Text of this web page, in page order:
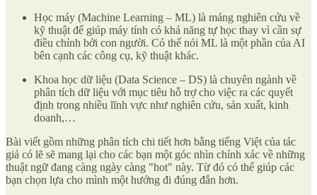
Học máy (Machine Learning – ML) là mảng nghiên cứu về
kỹ thuật để giúp máy tính có khả năng tự học thay vì cần sự
điều chỉnh bởi con người. Có thế nói ML là một phần của AI
bên cạnh các công cụ, kỹ thuật khác.
Khoa học dữ liệu (Data Science – DS) là chuyên ngành về
phân tích dữ liệu với mục tiêu hỗ trợ cho việc ra các quyết
định trong nhiều lĩnh vực như nghiên cứu, sản xuất, kinh
doanh,…
Bài viết gồm những phân tích chi tiết hơn bằng tiếng Việt của tác
giả có lẽ sẽ mang lại cho các bạn một góc nhìn chính xác về những
thuật ngữ đang càng ngày càng "hot" này. Từ đó có thể giúp các
bạn chọn lựa cho mình một hướng đi đúng đắn hơn.